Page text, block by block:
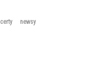
newsy